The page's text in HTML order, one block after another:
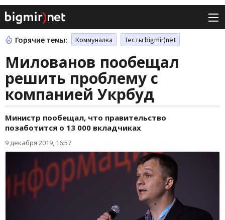
Горячие темы: Коммуналка Тесты bigmir)net
Милованов пообещал
решить проблему с
компанией Укрбуд
Министр пообещал, что правительство
позаботится о 13 000 вкладчиках
9 декабря 2019, 16:57